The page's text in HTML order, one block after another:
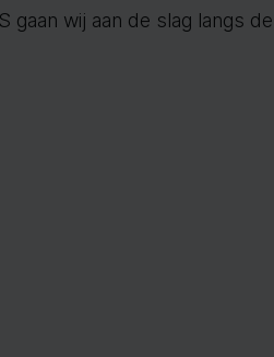
gaan wij aan de slag langs